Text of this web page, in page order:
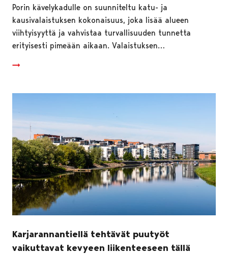
Porin kävelykadulle on suunniteltu katu- ja
kausivalaistuksen kokonaisuus, joka lisää alueen
viihtyisyyttä ja vahvistaa turvallisuuden tunnetta
erityisesti pimeään aikaan. Valaistuksen…
Karjarannantiellä tehtävät puutyöt
vaikuttavat kevyeen liikenteeseen tällä